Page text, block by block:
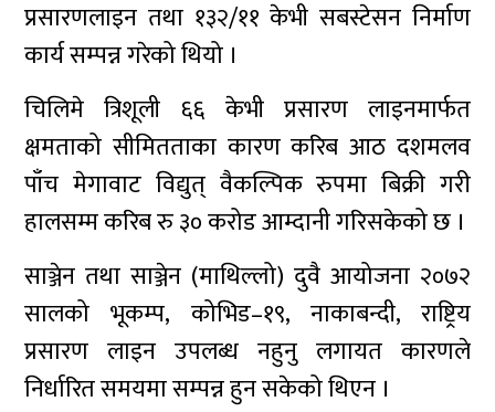
प्रसारणलाइन तथा १३२/११ केभी सबस्टेसन निर्माण
कार्य सम्पन्न गरेको थियो ।
चिलिमे त्रिशूली ६६ केभी प्रसारण लाइनमार्फत
क्षमताको सीमितताका कारण करिब आठ दशमलव
पाँच मेगावाट विद्युत् वैकल्पिक रुपमा बिक्री गरी
हालसम्म करिब रु ३० करोड आम्दानी गरिसकेको छ ।
साञ्जेन तथा साञ्जेन (माथिल्लो) दुवै आयोजना २०७२
सालको भूकम्प, कोभिड–१९, नाकाबन्दी, राष्ट्रिय
प्रसारण लाइन उपलब्ध नहुनु लगायत कारणले
निर्धारित समयमा सम्पन्न हुन सकेको थिएन ।